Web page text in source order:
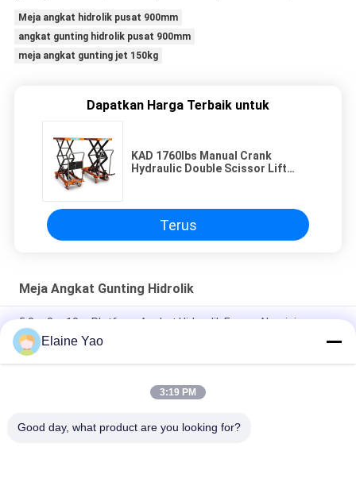
Meja angkat hidrolik pusat 900mm
angkat gunting hidrolik pusat 900mm
meja angkat gunting jet 150kg
Dapatkan Harga Terbaik untuk
KAD 1760lbs Manual Crank
Hydraulic Double Scissor Lift
Terus
Meja Angkat Gunting Hidrolik
5.8m 8m 10m Platform Angkat Hidraulik Frame Aluminium
Platform Kerja Udara
Platform kerja udara mast ganda 8 meter Lift vertikal
Platform Kerja Udara Seluler Self-propelled Listrik Portabel 8-
Elaine Yao
3:19 PM
Good day, what product are you looking for?